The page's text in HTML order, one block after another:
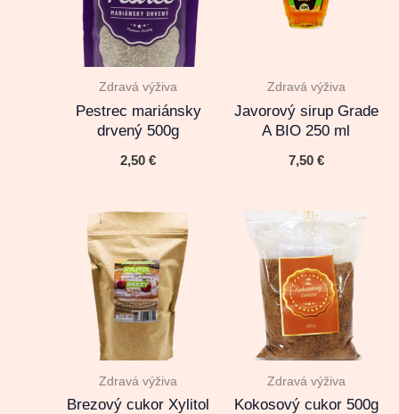
Zdravá výživa
Pestrec mariánsky
drvený 500g
2,50€
Zdravá výživa
Javorový sirup Grade
A BIO 250 ml
7,50 €
Zdravá výživa
Brezový cukor Xylitol
Zdravá výživa
Kokosový cukor 500g